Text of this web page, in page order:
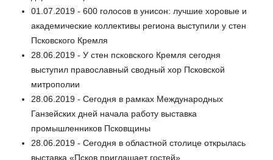
01.07.2019 - 600 голосов в унисон: лучшие хоровые и
академические коллективы региона выступили у стен
Псковского Кремля
28.06.2019 - У стен псковского Кремля сегодня
выступил православный сводный хор Псковской
митрополии
28.06.2019 - Сегодня в рамках Международных
Ганзейских дней начала работу выставка
промышленников Псковщины
28.06.2019 - Сегодня в областной столице открылась
выставка «Псков приглашает гостей»